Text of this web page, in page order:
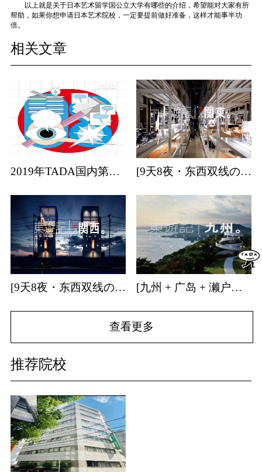
以上就是关于日本艺术留学国公立大学有哪些的介绍，希望能对大家有所
帮助，如果你想申请日本艺术院校，一定要提前做好准备，这样才能事半功
倍。
相关文章
2019年TADA国内第一站日本艺术专业考学分享会 [9天8夜・东西双线の关东] | 日本建筑・特展・温泉・森林游学招募中！
[9天8夜・东西双线の关西] | 日本建筑・温泉游学招募中！ [九州 + 广岛 + 濑户内海] | 9天8夜温泉游学团招募中！
查看更多
推荐院校